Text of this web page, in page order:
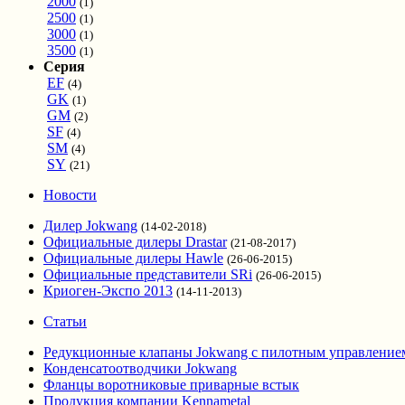
2500 (1)
3000 (1)
3500 (1)
Серия
EF (4)
GK (1)
GM (2)
SF (4)
SM (4)
SY (21)
Новости
Дилер Jokwang (14-02-2018)
Официальные дилеры Drastar (21-08-2017)
Официальные дилеры Hawle (26-06-2015)
Официальные представители SRi (26-06-2015)
Криоген-Экспо 2013 (14-11-2013)
Статьи
Редукционные клапаны Jokwang с пилотным
Конденсатоотводчики Jokwang
Фланцы воротниковые приварные встык
Продукция компании Kennametal